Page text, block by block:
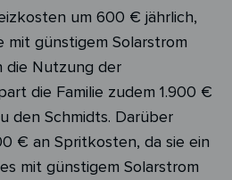
um 600 € jährlich,
mit günstigem Solarstrom
die Nutzung der
die Familie zudem 1.900 €
den Schmidts. Darüber
€ an Spritkosten, da sie ein
mit günstigem Solarstrom